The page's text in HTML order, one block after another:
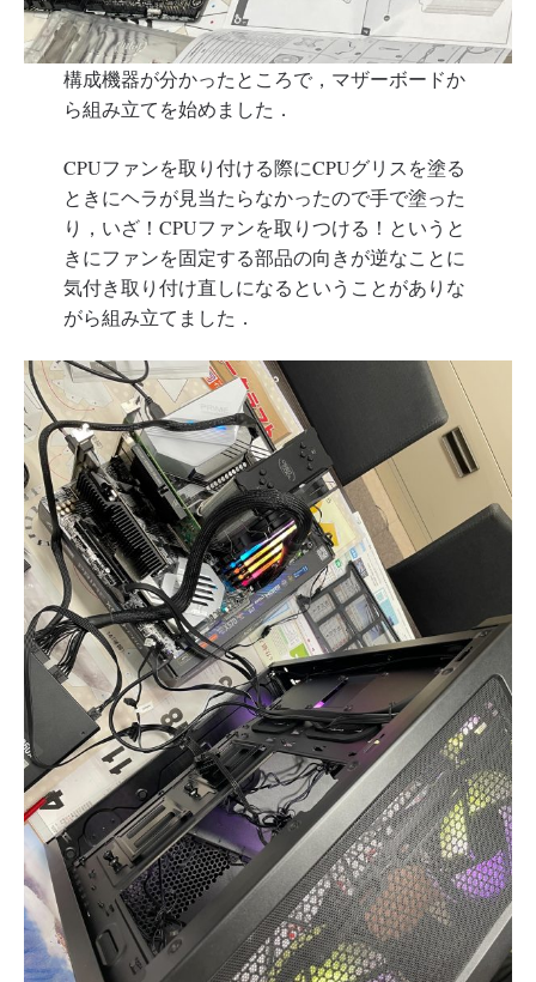
構成機器が分かったところで，マザーボードか
ら組み立てを始めました．
CPUファンを取り付ける際にCPUグリスを塗る
ときにヘラが見当たらなかったので手で塗った
り，いざ！CPUファンを取りつける！というと
きにファンを固定する部品の向きが逆なことに
気付き取り付け直しになるということがありな
がら組み立てました．